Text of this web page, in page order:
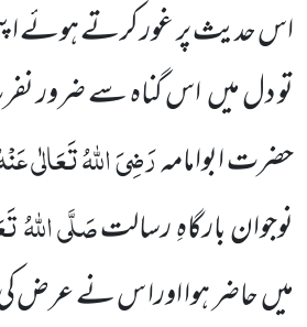
اس حدیثپر غور کرتے ہوئے
تو دل میںاس گناہ سے ضرور
حضرت ابوامامہرَضِیَ اللّٰہُتَعَالٰی
نوجوان بارگاہِ رسالتصَلَّی اللّٰہُ
میںحاضر ہوا اورا س نے عرض